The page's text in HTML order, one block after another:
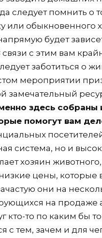
следует помнить о
или обыкновенного
будет
связи с этим вам
заботиться о
мероприятии
замечательный
здесь собраны
помогут вам
система, но и
хозяин
цены,
они на
на продаже
кто-то по каким бы
с тем, зачем и для